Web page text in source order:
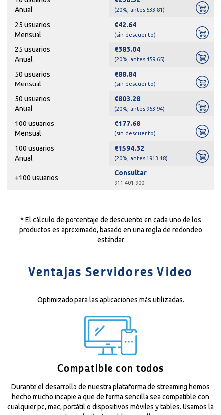
Anual
(20%, antes 533.81)
25 usuarios
Mensual
€42.64
(sin descuento)
25 usuarios
Anual
€383.04
(20%, antes 459.65)
50 usuarios
Mensual
€88.84
(sin descuento)
50 usuarios
Anual
€803.28
(20%, antes 963.94)
100 usuarios
Mensual
€177.68
(sin descuento)
100 usuarios
Anual
€1594.32
(20%, antes 1913.18)
+100 usuarios
Consultar
911 401 900
* El cálculo de porcentaje de descuento en cada uno de los
productos es aproximado, basado en una regla de redondeo
estándar
Ventajas Servidores Video
Optimizado para las aplicaciones más utilizadas.
Compatible con todos
Durante el desarrollo de nuestra plataforma de streaming hemos
hecho mucho incapie a que de forma sencilla sea compatible con
cualquier pc, mac, portátil o dispositivos móviles y tables. Usamos la